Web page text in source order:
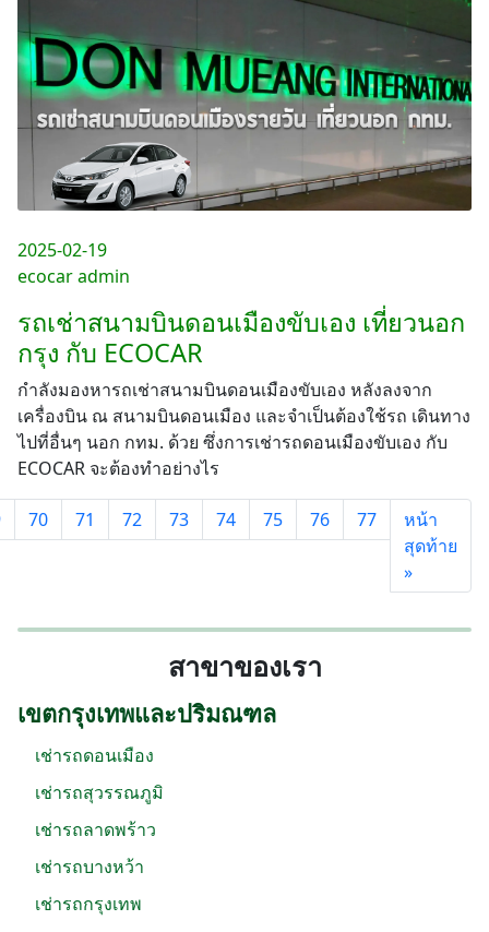
2025-02-19
ecocar admin
รถเช่าสนามบินดอนเมืองขับเอง เที่ยวนอก
กรุง กับ ECOCAR
กำลังมองหารถเช่าสนามบินดอนเมืองขับเอง หลังลงจาก
เครื่องบิน ณ สนามบินดอนเมือง และจำเป็นต้องใช้รถ เดินทาง
ไปที่อื่นๆ นอก กทม. ด้วย ซึ่งการเช่ารถดอนเมืองขับเอง กับ
ECOCAR จะต้องทำอย่างไร
70 71 72 73 74 75 76 77
หน้า
สุดท้าย
»
สาขาของเรา
เขตกรุงเทพและปริมณฑล
เช่ารถดอนเมือง
เช่ารถสุวรรณภูมิ
เช่ารถลาดพร้าว
เช่ารถบางหว้า
เช่ารถกรุงเทพ